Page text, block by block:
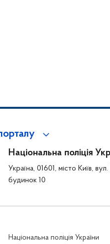
Національна поліція
Україна, 01601, місто Київ,
будинок 10
Національна поліція України